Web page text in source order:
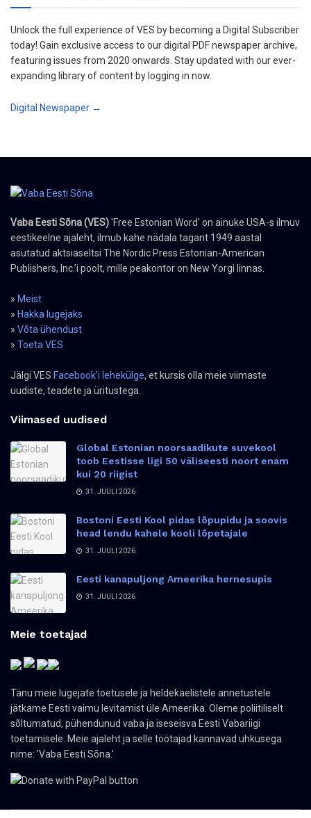
Unlock the full experience of VES by becoming a Digital Subscriber
today! Gain exclusive access to our digital PDF newspaper archive,
featuring issues from 2020 onwards. Stay updated with our ever-
expanding library of content by logging in now.
Digital Newspaper →
Vaba Eesti Sõna (VES)'Free Estonian Word' on ainuke USA-s ilmuv
eestikeelne ajaleht, ilmub kahe nädala tagant 1949 aastal
asutatud aktsiaseltsi The Nordic Press Estonian-American
Publishers, Inc.’i poolt, mille peakontor on New Yorgi linnas.
» Meist
» Hakka lugejaks
» Võta ühendust
» Toeta VES
Jälgi VES Facebook'i lehekülge, et kursis olla meie viimaste
uudiste, teadete ja üritustega.
Viimased uudised
Global Estonian noorsaadikute suvekool
toob Eestisse ligi 50 väliseesti noort enam
kui 20 riigist
31. JUULI 2026
Bostoni Eesti Kool pidas lõpupidu ja soovis
head lendu kahele kooli lõpetajale
31. JUULI 2026
Eesti kanapuljong Ameerika hernesupis
31. JUULI 2026
Meie toetajad
Tänu meie lugejate toetusele ja heldekäelistele annetustele
jätkame Eesti vaimu levitamist üle Ameerika. Oleme poliitiliselt
sõltumatud, pühendunud vaba ja iseseisva Eesti Vabariigi
toetamisele. Meie ajaleht ja selle töötajad kannavad uhkusega
nime: 'Vaba Eesti Sõna.'